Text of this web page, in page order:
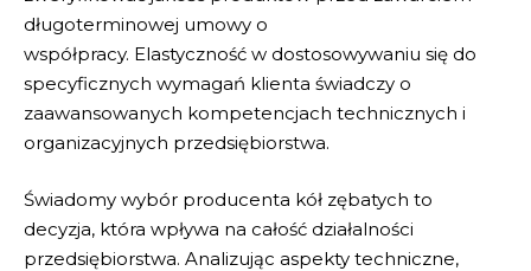
długoterminowej umowy o
współpracy. Elastyczność w dostosowywaniu się do
specyficznych wymagań klienta świadczy o
zaawansowanych kompetencjach technicznych i
organizacyjnych przedsiębiorstwa.
Świadomy wybór producenta kół zębatych to
decyzja, która wpływa na całość działalności
przedsiębiorstwa. Analizując aspekty techniczne,